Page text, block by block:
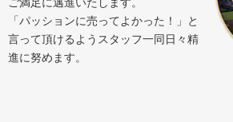
「パッションに売ってよかった！」と
言って頂けるようスタッフ一同日々精
進に努めます。